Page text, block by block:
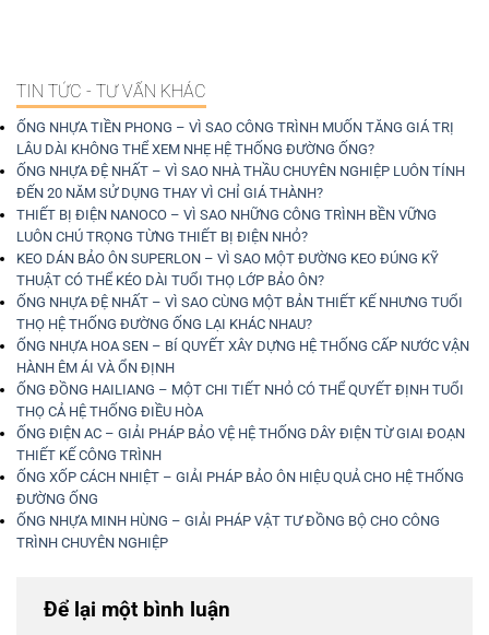
TIN TỨC - TƯ VẤN KHÁC
ỐNG NHỰA TIỀN PHONG – VÌ SAO CÔNG TRÌNH MUỐN TĂNG GIÁ TRỊ
LÂU DÀI KHÔNG THỂ XEM NHẸ HỆ THỐNG ĐƯỜNG ỐNG?
ỐNG NHỰA ĐỆ NHẤT – VÌ SAO NHÀ THẦU CHUYÊN NGHIỆP LUÔN TÍNH
ĐẾN 20 NĂM SỬ DỤNG THAY VÌ CHỈ GIÁ THÀNH?
THIẾT BỊ ĐIỆN NANOCO – VÌ SAO NHỮNG CÔNG TRÌNH BỀN VỮNG
LUÔN CHÚ TRỌNG TỪNG THIẾT BỊ ĐIỆN NHỎ?
KEO DÁN BẢO ÔN SUPERLON – VÌ SAO MỘT ĐƯỜNG KEO ĐÚNG KỸ
THUẬT CÓ THỂ KÉO DÀI TUỔI THỌ LỚP BẢO ÔN?
ỐNG NHỰA ĐỆ NHẤT – VÌ SAO CÙNG MỘT BẢN THIẾT KẾ NHƯNG TUỔI
THỌ HỆ THỐNG ĐƯỜNG ỐNG LẠI KHÁC NHAU?
ỐNG NHỰA HOA SEN – BÍ QUYẾT XÂY DỰNG HỆ THỐNG CẤP NƯỚC VẬN
HÀNH ÊM ÁI VÀ ỔN ĐỊNH
ỐNG ĐỒNG HAILIANG – MỘT CHI TIẾT NHỎ CÓ THỂ QUYẾT ĐỊNH TUỔI
THỌ CẢ HỆ THỐNG ĐIỀU HÒA
ỐNG ĐIỆN AC – GIẢI PHÁP BẢO VỆ HỆ THỐNG DÂY ĐIỆN TỪ GIAI ĐOẠN
THIẾT KẾ CÔNG TRÌNH
ỐNG XỐP CÁCH NHIỆT – GIẢI PHÁP BẢO ÔN HIỆU QUẢ CHO HỆ THỐNG
ĐƯỜNG ỐNG
ỐNG NHỰA MINH HÙNG – GIẢI PHÁP VẬT TƯ ĐỒNG BỘ CHO CÔNG
TRÌNH CHUYÊN NGHIỆP
Để lại một bình luận